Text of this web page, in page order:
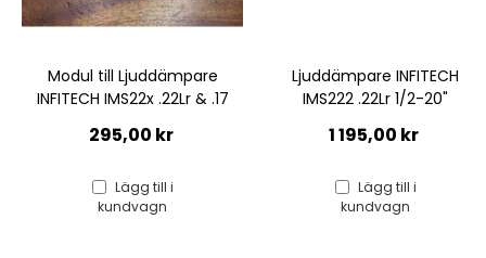
Modul till Ljuddämpare
INFITECH IMS22x .22Lr & .17
295,00 kr
Lägg till i
kundvagn
Ljuddämpare INFITECH
IMS222 .22Lr 1/2-20"
1 195,00 kr
Lägg till i
kundvagn